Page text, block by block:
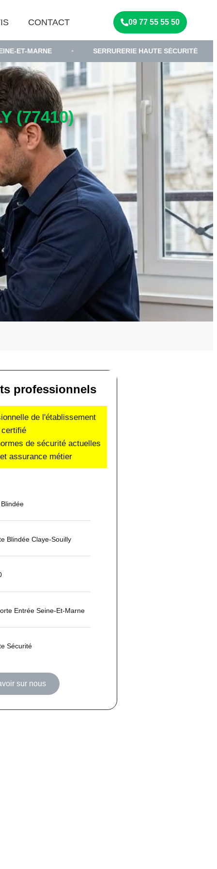
CONTACT 09 77 55 55 50
• SERRURERIE HAUTE SÉCURITÉ •
(77410)
professionnels
de l'établissement
certifié
de sécurité actuelles
assurance métier
Blindée Claye-Souilly
Entrée Seine-Et-Marne
Sécurité
sur nous